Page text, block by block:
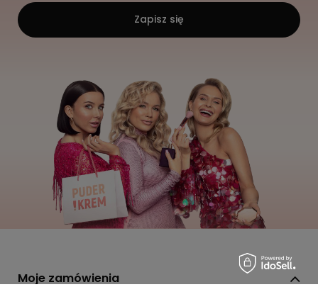
Zapisz się
Moje zamówienia